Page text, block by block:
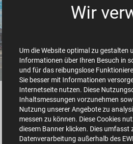
Wir
Um die Website optimal zu
Informationen über Ihren Besuch in
und für das reibungslose
Sie besser mit Informationen
Internetseite nutzen. Diese
Inhaltsmessungen vorzunehmen
Nutzung unserer Angebote zu
messen zu können. Diese Cookies
diesem Banner klicken. Dies
Datenverarbeitung außerhalb des
web-10--Station-
image/
Herunterladen